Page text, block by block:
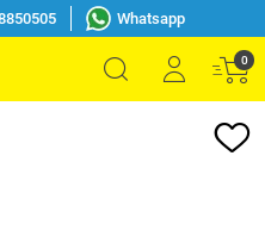
Whatsapp
0